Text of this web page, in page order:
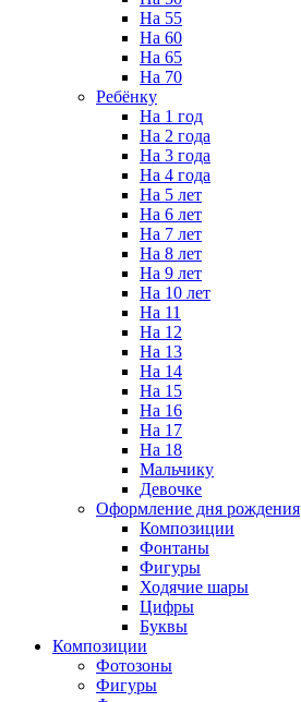
На 55
На 60
На 65
На 70
Ребёнку
На 1 год
На 2 года
На 3 года
На 4 года
На 5 лет
На 6 лет
На 7 лет
На 8 лет
На 9 лет
На 10 лет
На 11
На 12
На 13
На 14
На 15
На 16
На 17
На 18
Мальчику
Девочке
Оформление дня рождения
Композиции
Фонтаны
Фигуры
Ходячие шары
Цифры
Буквы
Композиции
Фотозоны
Фигуры